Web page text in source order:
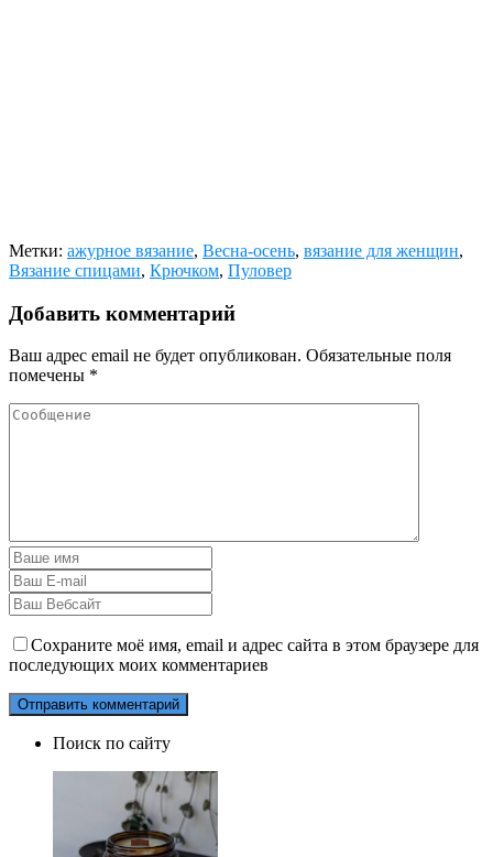
Метки: ажурное вязание, Весна-осень, вязание для женщин,
Вязание спицами, Крючком, Пуловер
Добавить комментарий
Ваш адрес email не будет опубликован. Обязательные поля
помечены *
Сохраните моё имя, email и адрес сайта в этом браузере для
последующих моих комментариев
Поиск по сайту